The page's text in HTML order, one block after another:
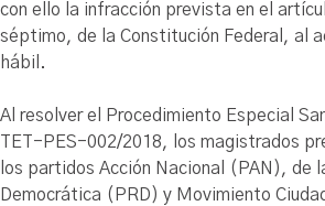
con ello la infracción prevista en el
séptimo, de la Constitución Federal, al
hábil.
Al resolver el Procedimiento Especial
TET-PES-002/2018, los magistrados
los partidos Acción Nacional (PAN), de
Democrática (PRD) y Movimiento